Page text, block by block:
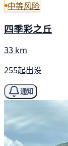
中等风险
四季彩之丘
33 km
255起出没
通知